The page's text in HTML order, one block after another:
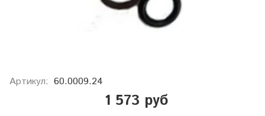
Артикул: 60.0009.24
1 573 руб